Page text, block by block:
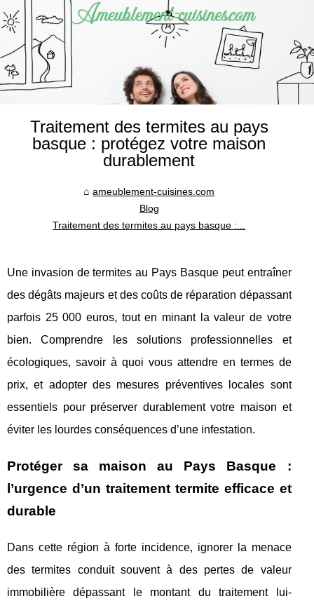
Traitement des termites au pays
basque : protégez votre maison
durablement
ameublement-cuisines.com
Blog
Traitement des termites au pays basque :...
Une invasion de termites au Pays Basque peut entraîner
des dégâts majeurs et des coûts de réparation dépassant
parfois 25 000 euros, tout en minant la valeur de votre
bien. Comprendre les solutions professionnelles et
écologiques, savoir à quoi vous attendre en termes de
prix, et adopter des mesures préventives locales sont
essentiels pour préserver durablement votre maison et
éviter les lourdes conséquences d’une infestation.
Protéger sa maison au Pays Basque :
l’urgence d’un traitement termite efficace et
durable
Dans cette région à forte incidence, ignorer la menace
des termites conduit souvent à des pertes de valeur
immobilière dépassant le montant dutraitement lui-